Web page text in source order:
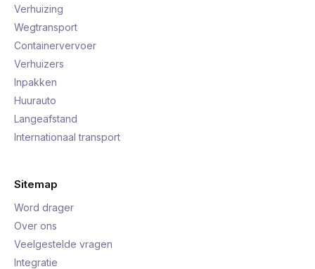
Verhuizing
Wegtransport
Containervervoer
Verhuizers
Inpakken
Huurauto
Langeafstand
Internationaal transport
Sitemap
Word drager
Over ons
Veelgestelde vragen
Integratie